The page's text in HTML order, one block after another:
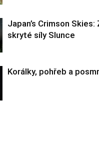
Japan’s Crimson Skies:
skryté síly Slunce
Korálky, pohřeb a